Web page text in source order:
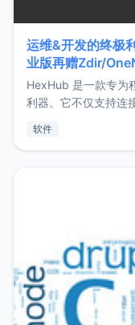
运维&开发的终极
业版再赠Zdir/
HexHub 是一款专为
利器。它不仅支持连
件间频繁切换，仅凭
软件